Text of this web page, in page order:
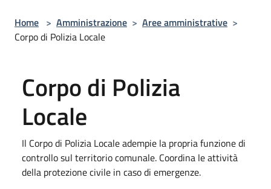
Home > Amministrazione > Aree amministrative >
Corpo di Polizia Locale
Corpo di Polizia
Locale
Il Corpo di Polizia Locale adempie la propria funzione di
controllo sul territorio comunale. Coordina le attività
della protezione civile in caso di emergenze.